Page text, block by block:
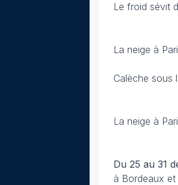
Le froid sévit
La neige à
Calèche sous
La neige à
Du 25 au 31
à Bordeaux et